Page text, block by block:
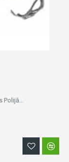
Polijā...